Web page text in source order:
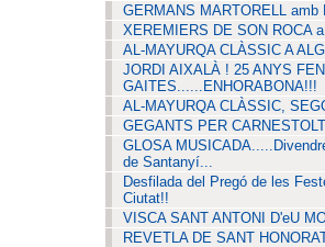
GERMANS MARTORELL amb
XEREMIERS DE SON ROCA
AL-MAYURQA CLÀSSIC A
JORDI AIXALÀ ! 25 ANYS
GAITES......ENHORABONA!!!
AL-MAYURQA CLÀSSIC,
GEGANTS PER
GLOSA
de Santanyí...
Desfilada del Pregó de les
Ciutat!!
VISCA SANT ANTONI D'eU
REVETLA DE SANT